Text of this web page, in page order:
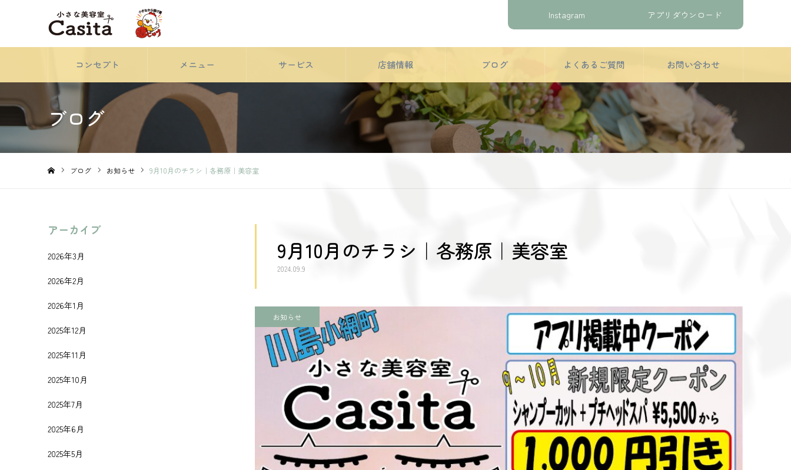
Instagram アプリダウンロード
コンセプト メニュー サービス 店舗情報 ブログ よくあるご質問 お問い合わせ
ブログ
ブログ お知らせ 9月10月のチラシ｜各務原｜美容室
9月10月のチラシ｜各務原｜美容室
2024.09.9
お知らせ
アーカイブ
2026年3月
2026年2月
2026年1月
2025年12月
2025年11月
2025年10月
2025年7月
2025年6月
2025年5月